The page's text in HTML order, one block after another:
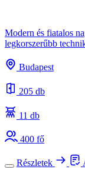
Modern és fiatalos
legkorszerűbb
Budapest
205 db
11 db
400 fő
Részletek